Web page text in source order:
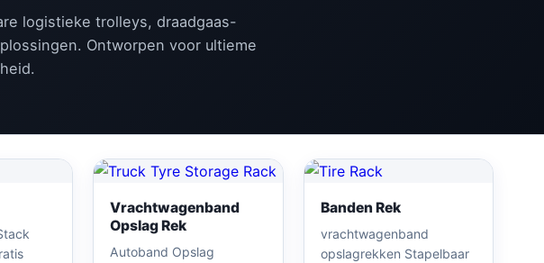
logistieke trolleys, draadgaas-
Ontworpen voor ultieme
Vrachtwagenband
Opslag Rek
Autoband Opslag
Banden Rek
vrachtwagenband
opslagrekken Stapelbaar